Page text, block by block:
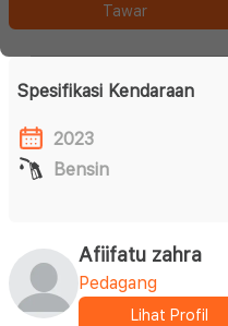
Tawar
Spesifikasi Kendaraan
2023
Bensin
Afiifatu zahra
Pedagang
Lihat Profil